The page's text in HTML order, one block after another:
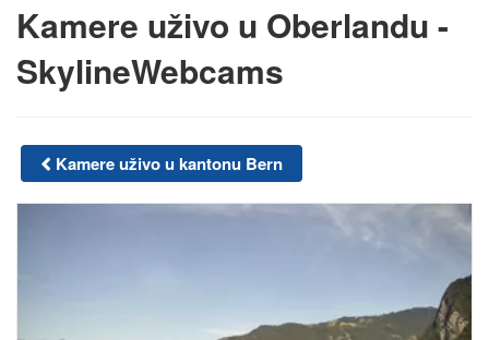
Kamere uživo u Oberlandu -
SkylineWebcams
Kamere uživo u kantonu Bern